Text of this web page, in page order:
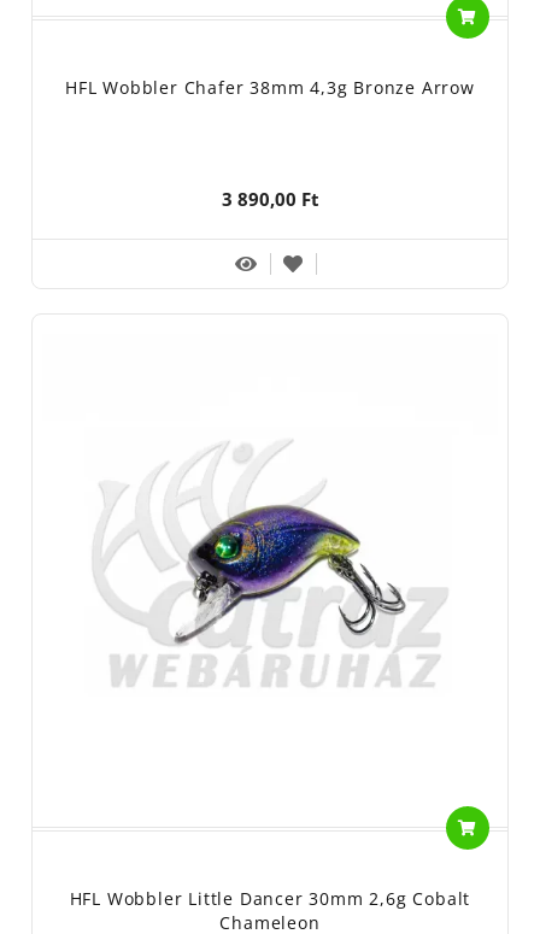
HFL Wobbler Chafer 38mm 4,3g Bronze Arrow
3 890,00 Ft
HFL Wobbler Little Dancer 30mm 2,6g Cobalt
Chameleon